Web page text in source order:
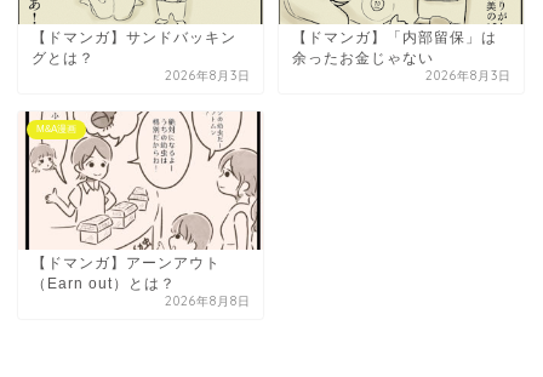
【ドマンガ】サンドバッキン
グとは？
2026年8月3日
【ドマンガ】「内部留保」は
余ったお金じゃない
2026年8月3日
M&A漫画
【ドマンガ】アーンアウト
（Earn out）とは？
2026年8月8日